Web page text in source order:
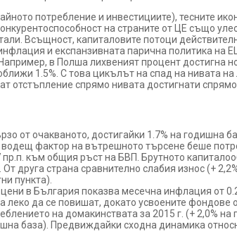
потребление и инвестициите), тесните
на страните от ЦЕ също
Всъщност, капиталовите потоци
и експанзивната парична политика на
в Полша лихвеният процент достигна
1.5%. С това цикълът на спад на нивата
отстъпление спрямо нивата достигнати
от очакваното, достигайки 1.7% на годишна
фактор на вътрешното търсене беше
към общия ръст на БВП. Брутното
друга страна сравнително слабия износ (+
пункта).
в България показва месечна инфлация от
леко да се повишат, докато усвоените
на домакинствата за 2015 г. (+ 2,0%
база). Предвиждайки сходна динамика